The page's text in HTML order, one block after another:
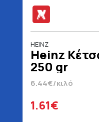
HEINZ
Heinz
250 gr
6.44€/κιλό
1.61€